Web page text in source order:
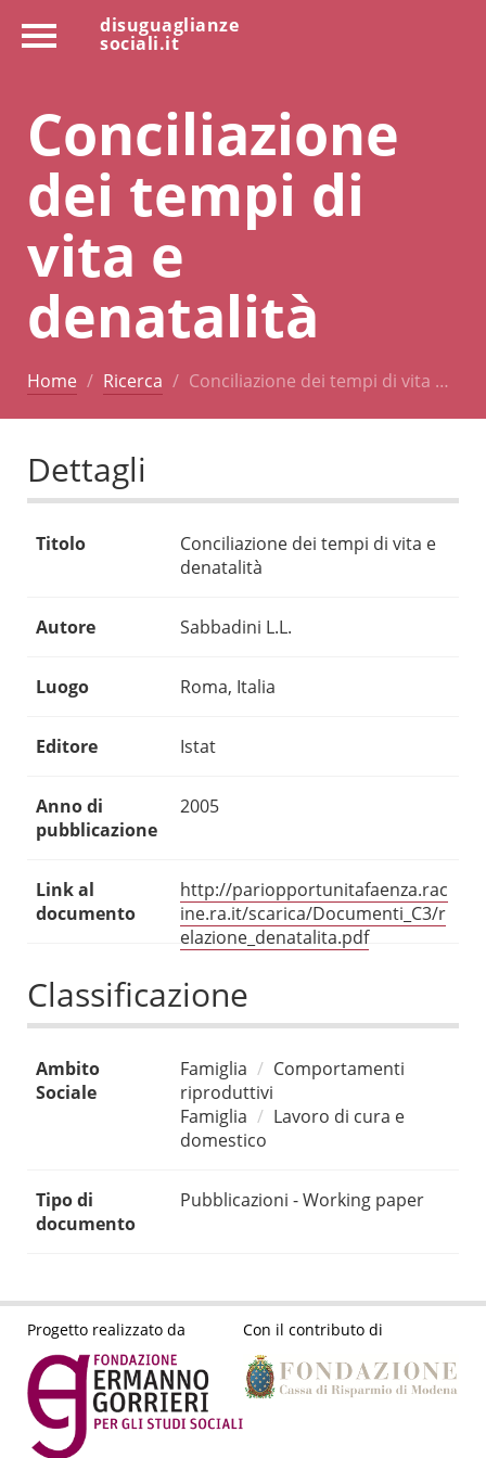
disuguaglianze
sociali.it
Conciliazione
dei tempi di
vita e
denatalità
Home Ricerca Conciliazione dei tempi di vita …
Dettagli
Titolo
Conciliazione dei tempi di vita e
denatalità
Autore Sabbadini L.L.
Luogo Roma, Italia
Editore Istat
Anno di
pubblicazione
2005
Link al
documento
http://pariopportunitafaenza.rac
ine.ra.it/scarica/Documenti_C3/r
elazione_denatalita.pdf
Classificazione
Ambito
Sociale
Famiglia
Comportamenti
riproduttivi
Famiglia
Lavoro di cura e
domestico
Tipo di
documento
Pubblicazioni - Working paper
Progetto realizzato da Con il contributo di